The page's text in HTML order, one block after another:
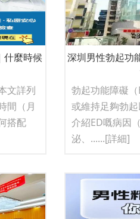
什麼時候
文詳列
間（月
搭配
深圳男性勃起功
勃起功能障礙
或維持足夠勃
介紹ED嘅病因
泌、......[詳細]